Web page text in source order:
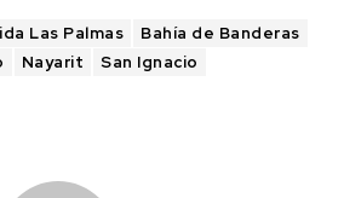
Las Palmas
Bahía de Banderas
Nayarit San Ignacio